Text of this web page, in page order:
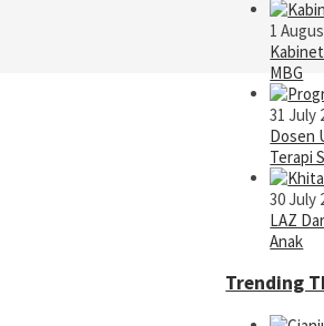
1
MBG
31 July
Dosen
Terapi
30 July
LAZ
Anak
Trending